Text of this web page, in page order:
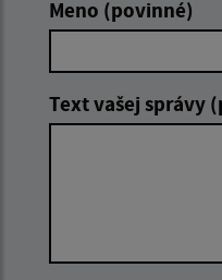
Meno (povinné)
Text vašej správy